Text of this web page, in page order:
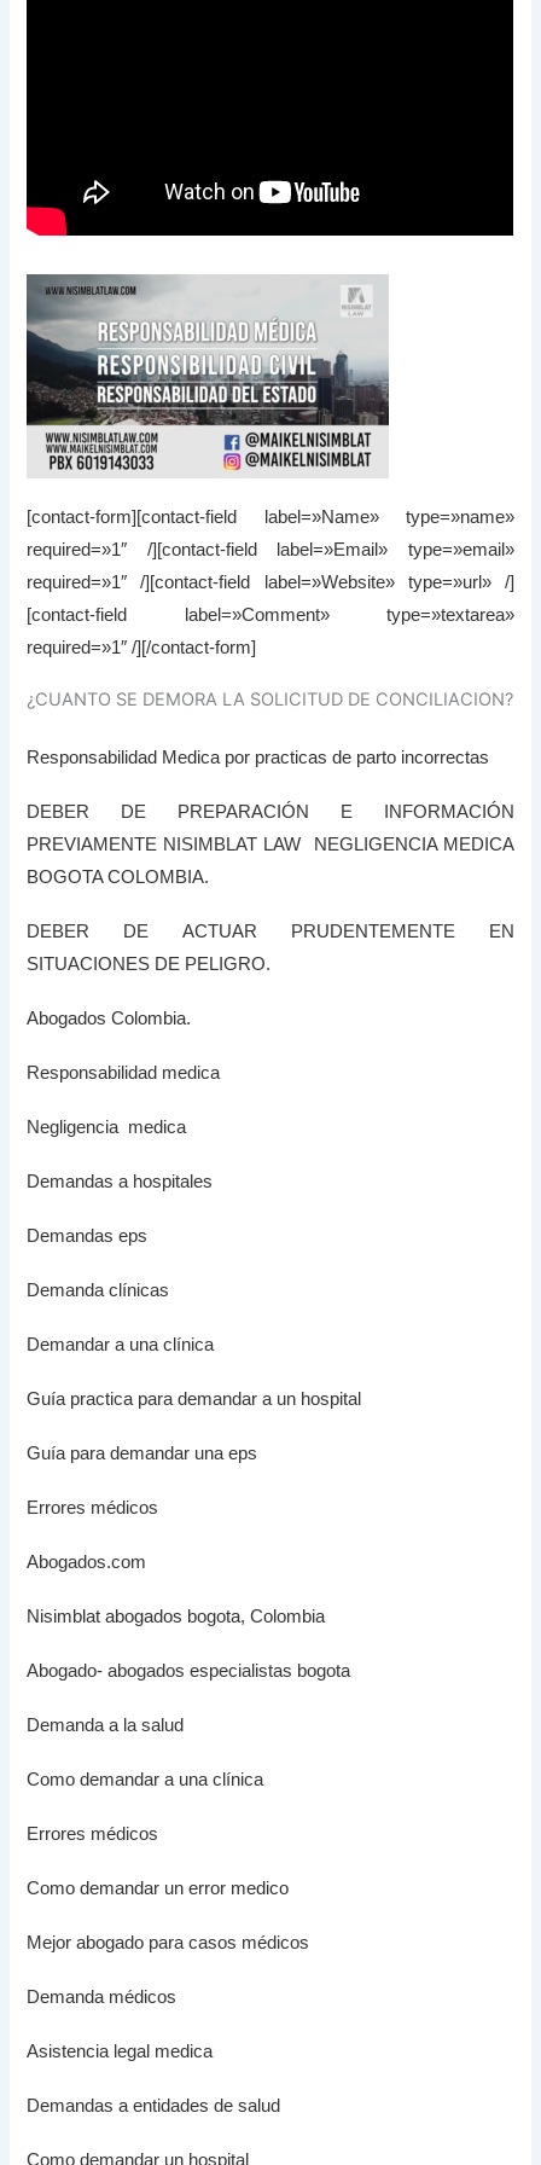
[contact-form][contact-field label=»Name» type=»name»
required=»1″ /][contact-field label=»Email» type=»email»
required=»1″ /][contact-field label=»Website» type=»url» /]
[contact-field label=»Comment» type=»textarea»
required=»1″ /][/contact-form]
¿CUANTO SE DEMORA LA SOLICITUD DE CONCILIACION?
Responsabilidad Medica por practicas de parto incorrectas
DEBER DE PREPARACIÓN E INFORMACIÓN
PREVIAMENTE NISIMBLAT LAW NEGLIGENCIA MEDICA
BOGOTA COLOMBIA.
DEBER DE ACTUAR PRUDENTEMENTE EN
SITUACIONES DE PELIGRO.
Abogados Colombia.
Responsabilidad medica
Negligencia medica
Demandas a hospitales
Demandas eps
Demanda clínicas
Demandar a una clínica
Guía practica para demandar a un hospital
Guía para demandar una eps
Errores médicos
Abogados.com
Nisimblat abogados bogota, Colombia
Abogado- abogados especialistas bogota
Demanda a la salud
Como demandar a una clínica
Errores médicos
Como demandar un error medico
Mejor abogado para casos médicos
Demanda médicos
Asistencia legal medica
Demandas a entidades de salud
Como demandar un hospital